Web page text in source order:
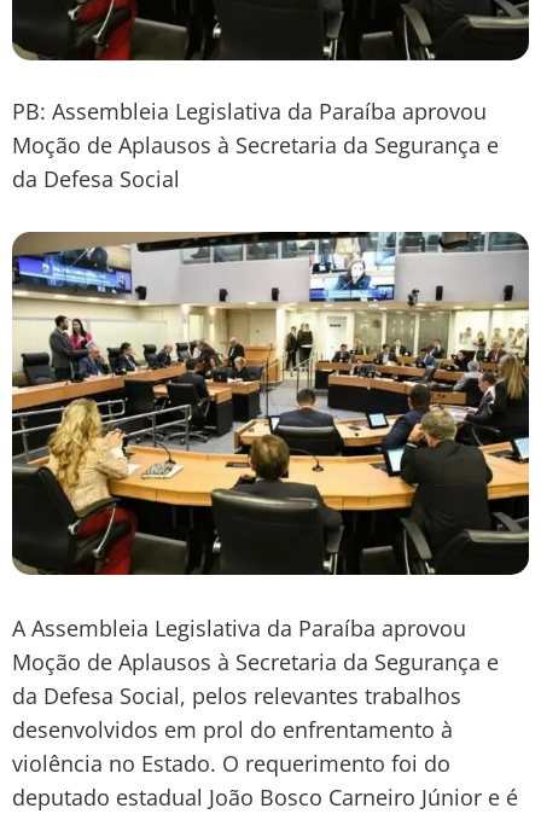
PB: Assembleia Legislativa da Paraíba aprovou
Moção de Aplausos à Secretaria da Segurança e
da Defesa Social
A Assembleia Legislativa da Paraíba aprovou
Moção de Aplausos à Secretaria da Segurança e
da Defesa Social, pelos relevantes trabalhos
desenvolvidos em prol do enfrentamento à
violência no Estado. O requerimento foi do
deputado estadual João Bosco Carneiro Júnior e é